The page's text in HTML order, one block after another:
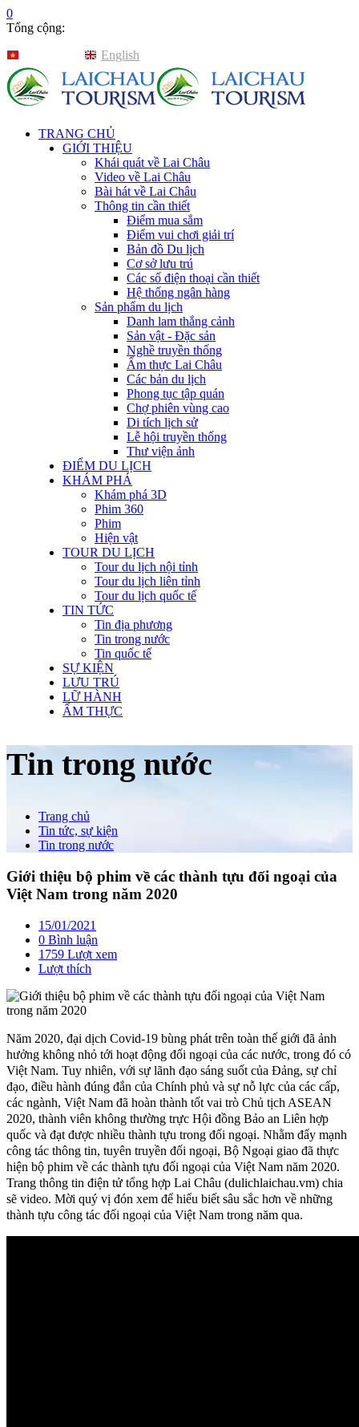
0
Tổng cộng:
English
TRANG CHỦ
GIỚI THIỆU
Khái quát về Lai Châu
Video về Lai Châu
Bài hát về Lai Châu
Thông tin cần thiết
Điểm mua sắm
Điểm vui chơi giải trí
Bản đồ Du lịch
Cơ sở lưu trú
Các số điện thoại cần thiết
Hệ thống ngân hàng
Sản phẩm du lịch
Danh lam thắng cảnh
Sản vật - Đặc sản
Nghề truyền thống
Ẩm thực Lai Châu
Các bản du lịch
Phong tục tập quán
Chợ phiên vùng cao
Di tích lịch sử
Lễ hội truyền thống
Thư viện ảnh
ĐIỂM DU LỊCH
KHÁM PHÁ
Khám phá 3D
Phim 360
Phim
Hiện vật
TOUR DU LỊCH
Tour du lịch nội tỉnh
Tour du lịch liên tỉnh
Tour du lịch quốc tế
TIN TỨC
Tin địa phương
Tin trong nước
Tin quốc tế
SỰ KIỆN
LƯU TRÚ
LỮ HÀNH
ẨM THỰC
Tin trong nước
Trang chủ
Tin tức, sự kiện
Tin trong nước
Giới thiệu bộ phim về các thành tựu đối ngoại của
Việt Nam trong năm 2020
15/01/2021
0 Bình luận
1759 Lượt xem
Lượt thích
Năm 2020, đại dịch Covid-19 bùng phát trên toàn thế giới đã ảnh
hưởng không nhỏ tới hoạt động đối ngoại của các nước, trong đó có
Việt Nam. Tuy nhiên, với sự lãnh đạo sáng suốt của Đảng, sự chỉ
đạo, điều hành đúng đắn của Chính phủ và sự nỗ lực của các cấp,
các ngành, Việt Nam đã hoàn thành tốt vai trò Chủ tịch ASEAN
2020, thành viên không thường trực Hội đồng Bảo an Liên hợp
quốc và đạt được nhiều thành tựu trong đối ngoại. Nhằm đẩy mạnh
công tác thông tin, tuyên truyền đối ngoại, Bộ Ngoại giao đã thực
hiện bộ phim về các thành tựu đối ngoại của Việt Nam năm 2020.
Trang thông tin điện tử tổng hợp Lai Châu (dulichlaichau.vm) chia
sẽ video. Mời quý vị đón xem để hiểu biết sâu sắc hơn về những
thành tựu công tác đối ngoại của Việt Nam trong năm qua.